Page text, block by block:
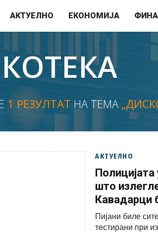
АКТУЕЛНО ЕКОНОМИЈА
1 РЕЗУЛТАТ НА ТЕМА
АКТУЕЛНО
што
Кавадарци
Пијани биле
тестирани при